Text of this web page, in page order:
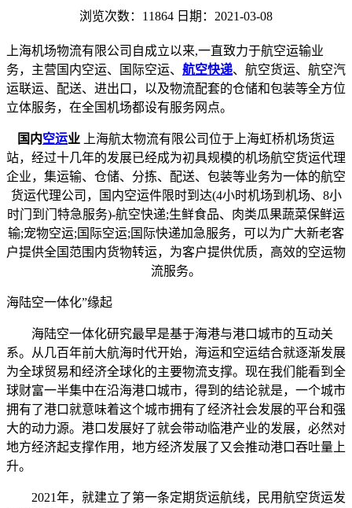
浏览次数：11864 日期：2021-03-08
上海机场物流有限公司自成立以来,一直致力于航空运输业
务，主营国内空运、国际空运、 航空快递、航空货运、航空汽
运联运、配送、进出口，以及物流配套的仓储和包装等全方位
立体服务，在全国机场都设有服务网点。
国内空运业 上海航太物流有限公司位于上海虹桥机场货运
站，经过十几年的发展已经成为初具规模的机场航空货运代理
企业，集运输、仓储、分拣、配送、包装等业务为一体的航空
货运代理公司，国内空运件限时到达(4小时机场到机场、8小
时门到门特急服务)-航空快递;生鲜食品、肉类瓜果蔬菜保鲜运
输;宠物空运;国际空运;国际快递加急服务，可以为广大新老客
户提供全国范围内货物转运，为客户提供优质，高效的空运物
流服务。
海陆空一体化”缘起
海陆空一体化研究最早是基于海港与港口城市的互动关
系。从几百年前大航海时代开始，海运和空运结合就逐渐发展
为全球贸易和经济全球化的主要物流支撑。现在我们能看到全
球财富一半集中在沿海港口城市，得到的结论就是，一个城市
拥有了港口就意味着这个城市拥有了经济社会发展的平台和强
大的动力源。港口发展好了就会带动临港产业的发展，必然对
地方经济起支撑作用，地方经济发展了又会推动港口吞吐量上
升。
2021年，就建立了第一条定期货运航线，民用航空货运发